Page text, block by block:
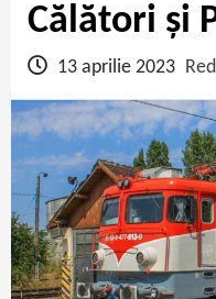
Călători și
13 aprilie 2023